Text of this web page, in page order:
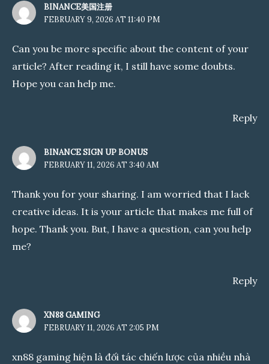
BINANCE美国注册
FEBRUARY 9, 2026 AT 11:40 PM
Can you be more specific about the content of your
article? After reading it, I still have some doubts.
Hope you can help me.
Reply
BINANCE SIGN UP BONUS
FEBRUARY 11, 2026 AT 3:40 AM
Thank you for your sharing. I am worried that I lack
creative ideas. It is your article that makes me full of
hope. Thank you. But, I have a question, can you help
me?
Reply
XN88 GAMING
FEBRUARY 11, 2026 AT 2:05 PM
xn88 gaming hiện là đối tác chiến lược của nhiều nhà